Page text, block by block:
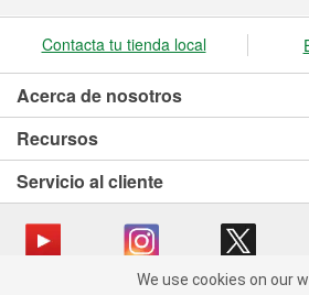
We use cookies on our website. By
Contacta tu tienda local
Acerca de nosotros
Recursos
Servicio al cliente
We use cookies on our